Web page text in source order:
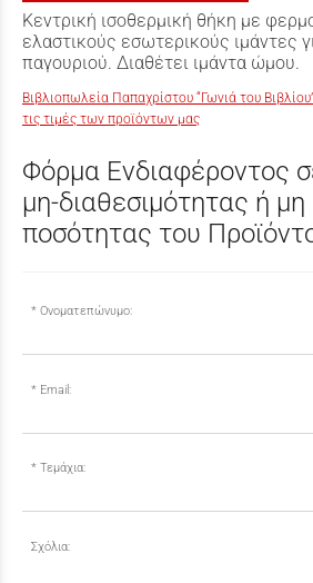
Κεντρική ισοθερμική θήκη με
ελαστικούς εσωτερικούς ιμάντες
παγουριού. Διαθέτει ιμάντα ώμου.
Βιβλιοπωλεία Παπαχρίστου “Γωνιά του
τις τιμές των προϊόντων μας
Φόρμα Ενδιαφέροντος
μη-διαθεσιμότητας ή
ποσότητας του
Ονοματεπώνυμο:
Email:
Τεμάχια:
Σχόλια: